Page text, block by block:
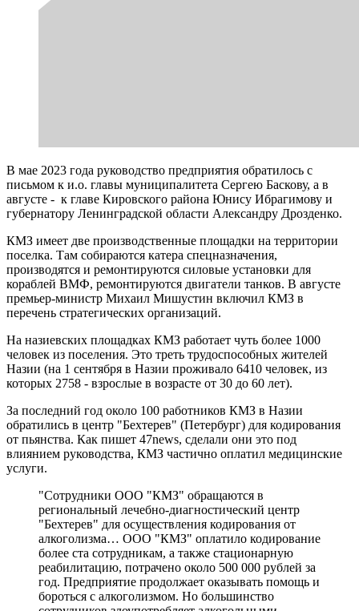
В мае 2023 года руководство предприятия обратилось с
письмом к и.о. главы муниципалитета Сергею Баскову, а в
августе - к главе Кировского района Юнису Ибрагимову и
губернатору Ленинградской области Александру Дрозденко.
КМЗ имеет две производственные площадки на территории
поселка. Там собираются катера спецназначения,
производятся и ремонтируются силовые установки для
кораблей ВМФ, ремонтируются двигатели танков. В августе
премьер-министр Михаил Мишустин включил КМЗ в
перечень стратегических организаций.
На назиевских площадках КМЗ работает чуть более 1000
человек из поселения. Это треть трудоспособных жителей
Назии (на 1 сентября в Назии проживало 6410 человек, из
которых 2758 - взрослые в возрасте от 30 до 60 лет).
За последний год около 100 работников КМЗ в Назии
обратились в центр "Бехтерев" (Петербург) для кодирования
от пьянства. Как пишет 47news, сделали они это под
влиянием руководства, КМЗ частично оплатил медицинские
услуги.
"Сотрудники ООО "КМЗ" обращаются в
региональный лечебно-диагностический центр
"Бехтерев" для осуществления кодирования от
алкоголизма… ООО "КМЗ" оплатило кодирование
более ста сотрудникам, а также стационарную
реабилитацию, потрачено около 500 000 рублей за
год. Предприятие продолжает оказывать помощь и
бороться с алкоголизмом. Ho большинство